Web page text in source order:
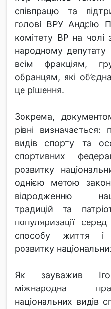
співпрацю та
голові ВРУ Андрію
комітету ВР на
народному депутату
всім фракціям,
обранцям, які
це рішення.
Зокрема,
рівні визначається:
видів спорту та
спортивних
розвитку
однією метою
відродженню
традицій та
популяризації
способу життя і
розвитку
Як зауважив
міжнародна
національних видів